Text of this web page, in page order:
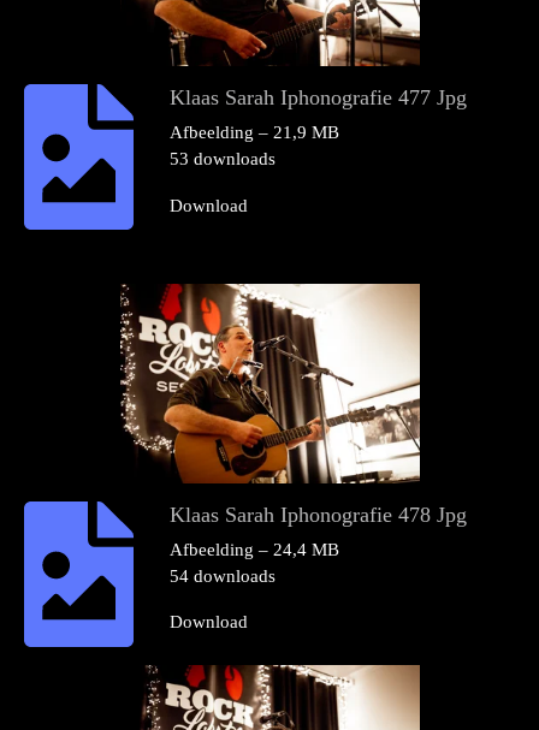
Klaas Sarah Iphonografie 477 Jpg
Afbeelding – 21,9 MB
53 downloads
Download
Klaas Sarah Iphonografie 478 Jpg
Afbeelding – 24,4 MB
54 downloads
Download